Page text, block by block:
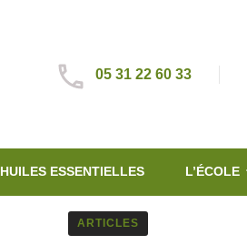
05 31 22 60 33
ESSENTIELLES L’ÉCOLE
ARTICLES